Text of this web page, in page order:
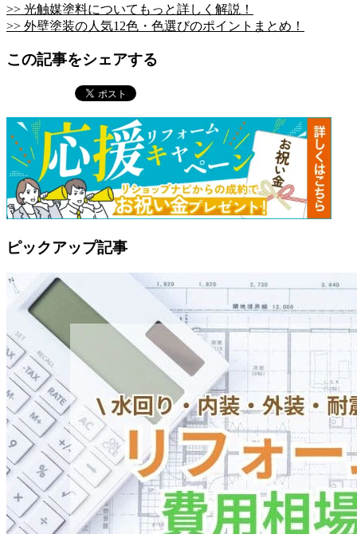
>> 光触媒塗料についてもっと詳しく解説！
>> 外壁塗装の人気12色・色選びのポイントまとめ！
この記事をシェアする
ピックアップ記事